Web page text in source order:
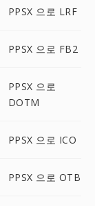
PPSX 으로 LRF
PPSX 으로 FB2
PPSX 으로
DOTM
PPSX 으로 ICO
PPSX 으로 OTB